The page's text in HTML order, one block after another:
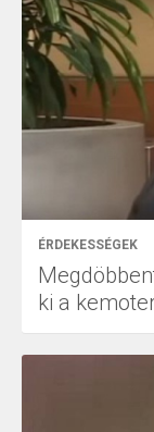
ÉRDEKESSÉGEK
ki a